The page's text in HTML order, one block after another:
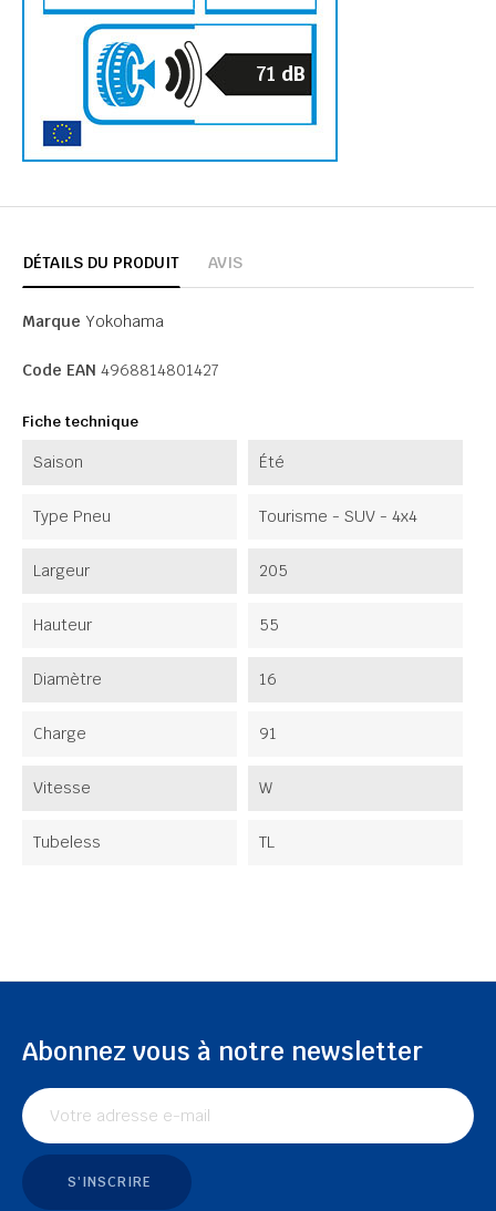
71 dB
DÉTAILS DU PRODUIT AVIS
Marque Yokohama
Code EAN 4968814801427
Fiche technique
Saison Été
Type Pneu Tourisme - SUV - 4x4
Largeur 205
Hauteur 55
Diamètre 16
Charge 91
Vitesse W
Tubeless TL
Abonnez vous à notre newsletter
S'INSCRIRE